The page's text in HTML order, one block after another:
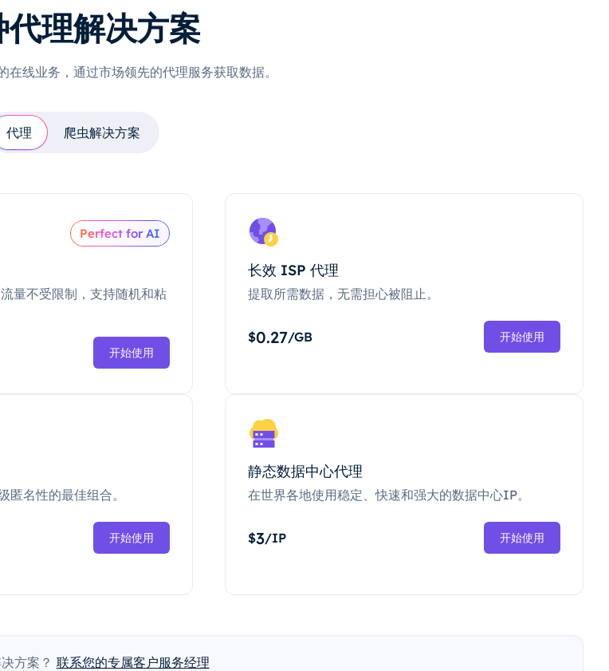
代理解决方案
在线业务，通过市场领先的代理服务获取数据。
代理 爬虫解决方案
Perfect for AI
量不受限制，支持随机和粘
开始使用
长效 ISP 代理
提取所需数据，无需担心被阻止。
$0.27/GB 开始使用
匿名性的最佳组合。
开始使用
静态数据中心代理
在世界各地使用稳定、快速和强大的数据中心IP。
$3/IP 开始使用
方案？ 联系您的专属客户服务经理